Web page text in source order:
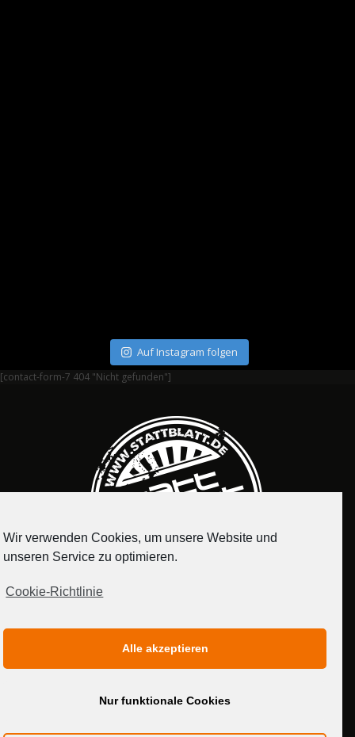
Auf Instagram folgen
[contact-form-7 404 "Nicht gefunden"]
MEDIADATEN
Wir verwenden Cookies, um unsere Website und
unseren Service zu optimieren.
Cookie-Richtlinie
Alle akzeptieren
Nur funktionale Cookies